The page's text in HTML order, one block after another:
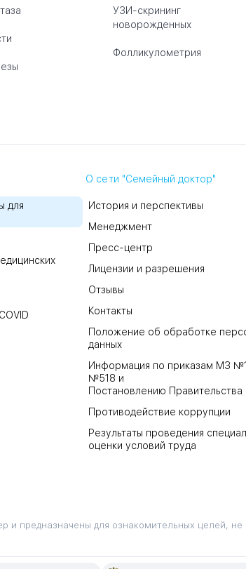
УЗИ-скрининг
новорожденных
Фолликулометрия
для
О сети "Семейный доктор"
История и перспективы
Менеджмент
Пресс-центр
Лицензии и разрешения
Отзывы
Контакты
Положение об обработке
данных
Информация по приказам МЗ
№518 и
Постановлению
Противодействие коррупции
Результаты проведения
оценки условий труда
предназначены для ознакомительных целей,